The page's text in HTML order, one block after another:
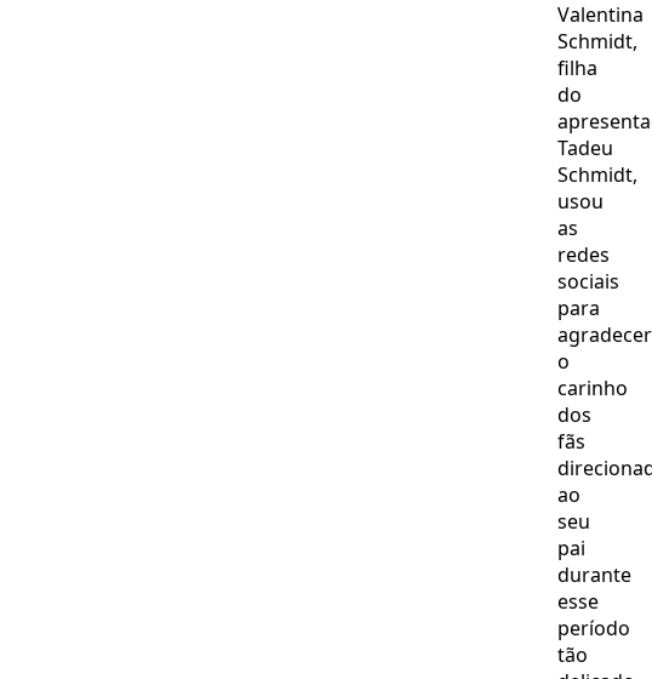
Valentina
Schmidt,
filha
do
Tadeu
Schmidt,
usou
as
redes
sociais
para
agradecer
o
carinho
dos
fãs
ao
seu
pai
durante
esse
período
tão